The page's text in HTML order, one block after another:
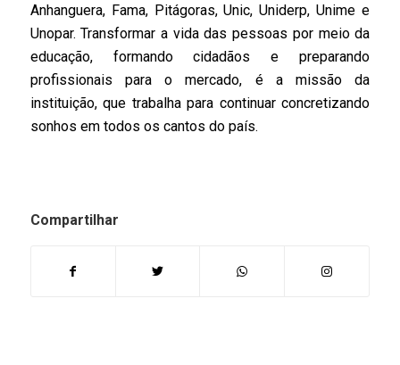
Anhanguera, Fama, Pitágoras, Unic, Uniderp, Unime e
Unopar. Transformar a vida das pessoas por meio da
educação, formando cidadãos e preparando
profissionais para o mercado, é a missão da
instituição, que trabalha para continuar concretizando
sonhos em todos os cantos do país.
Compartilhar